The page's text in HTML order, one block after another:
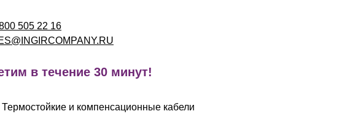
505 22 16
в течение 30 минут!
и компенсационные кабели